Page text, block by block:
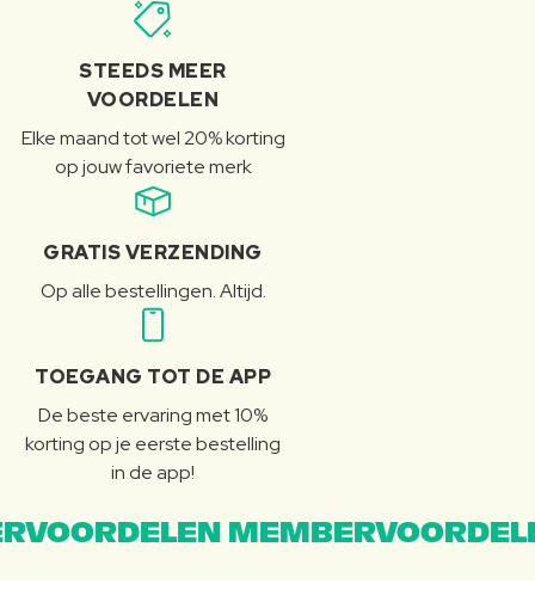
STEEDS MEER
VOORDELEN
Elke maand tot wel 20% korting
op jouw favoriete merk
GRATIS VERZENDING
Op alle bestellingen. Altijd.
TOEGANG TOT DE APP
De beste ervaring met 10%
korting op je eerste bestelling
in de app!